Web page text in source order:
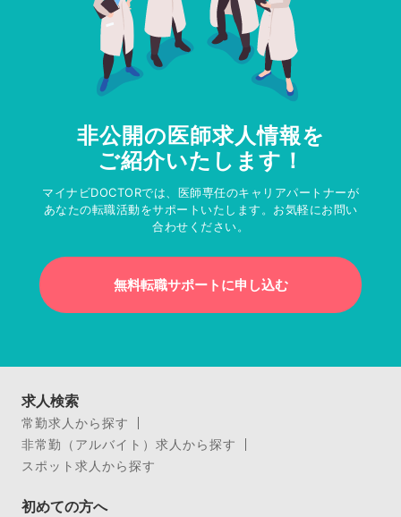
非公開の医師求人情報を
ご紹介いたします！
マイナビDOCTORでは、医師専任のキャリアパートナーが
あなたの転職活動をサポートいたします。お気軽にお問い
合わせください。
無料転職サポートに申し込む
求人検索
常勤求人から探す
非常勤（アルバイト）求人から探す
スポット求人から探す
初めての方へ